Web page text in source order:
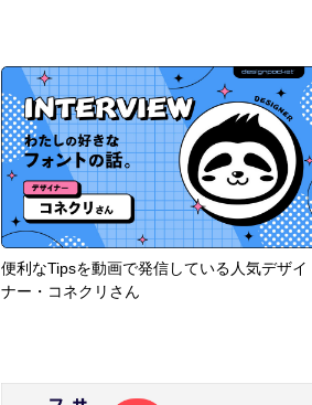
便利なTipsを動画で発信している人気デザイ
ナー・コネクリさん